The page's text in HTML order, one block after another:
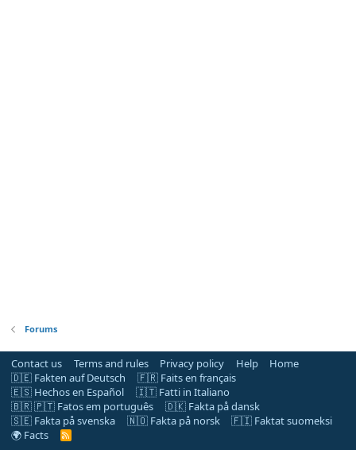
Forums
Contact us Terms and rules Privacy policy Help
Home
🇩🇪 Fakten auf Deutsch
🇫🇷 Faits en français
🇪🇸 Hechos en Español
🇮🇹 Fatti in Italiano
🇧🇷 🇵🇹 Fatos em português
🇩🇰 Fakta på dansk
🇸🇪 Fakta på svenska
🇳🇴 Fakta på norsk
🇫🇮 Faktat suomeksi
🌍 Facts
R